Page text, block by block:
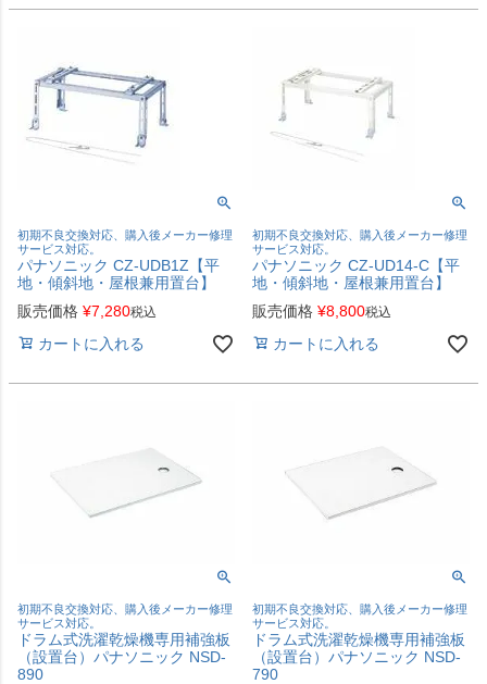
初期不良交換対応、購入後メーカー修理
サービス対応。
パナソニック CZ-UDB1Z【平
地・傾斜地・屋根兼用置台】
販売価格 ¥7,280税込
カートに入れる
初期不良交換対応、購入後メーカー修理
サービス対応。
パナソニック CZ-UD14-C【平
地・傾斜地・屋根兼用置台】
販売価格 ¥8,800税込
カートに入れる
初期不良交換対応、購入後メーカー修理
サービス対応。
ドラム式洗濯乾燥機専用補強板
（設置台）パナソニック NSD-
890
初期不良交換対応、購入後メーカー修理
サービス対応。
ドラム式洗濯乾燥機専用補強板
（設置台）パナソニック NSD-
790